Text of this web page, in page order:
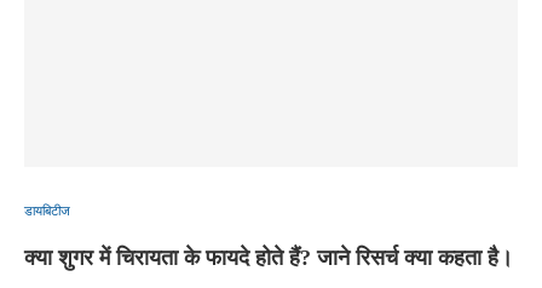
डायबिटीज
क्या शुगर में चिरायता के फायदे होते हैं? जाने रिसर्च क्या कहता है।